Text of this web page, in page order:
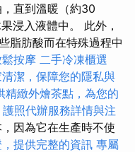
直到溫暖（約30
浸入液體中。 此外，
脂肪酸而在特殊過程中
按摩 二手冷凍櫃選
潔，保障您的隱私與
精緻外燴茶點，為您的
護照代辦服務詳情與注
因為它在生產時不使
提供完整的資訊 專屬